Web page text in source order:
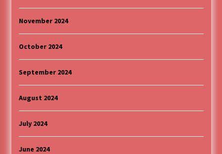
November 2024
October 2024
September 2024
August 2024
July 2024
June 2024